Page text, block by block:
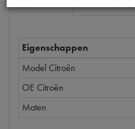
Eigenschappen
Model Citroën
OE Citroën
Maten